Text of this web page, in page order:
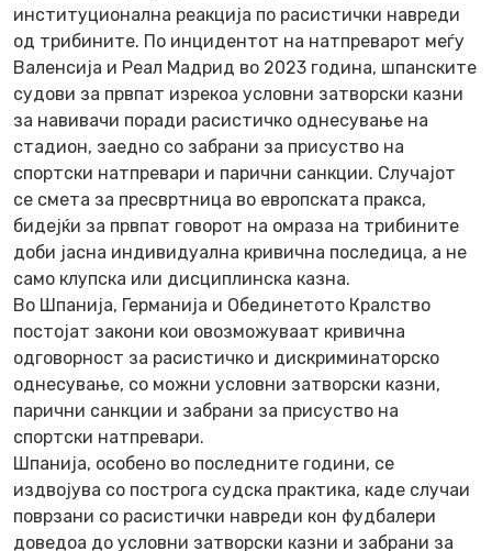
институционална реакција по расистички навреди
од трибините. По инцидентот на натпреварот меѓу
Валенсија и Реал Мадрид во 2023 година, шпанските
судови за првпат изрекоа условни затворски казни
за навивачи поради расистичко однесување на
стадион, заедно со забрани за присуство на
спортски натпревари и парични санкции. Случајот
се смета за пресвртница во европската пракса,
бидејќи за првпат говорот на омраза на трибините
доби јасна индивидуална кривична последица, а не
само клупска или дисциплинска казна.
Во Шпанија, Германија и Обединетото Кралство
постојат закони кои овозможуваат кривична
одговорност за расистичко и дискриминаторско
однесување, со можни условни затворски казни,
парични санкции и забрани за присуство на
спортски натпревари.
Шпанија, особено во последните години, се
издвојува со построга судска практика, каде случаи
поврзани со расистички навреди кон фудбалери
доведоа до условни затворски казни и забрани за